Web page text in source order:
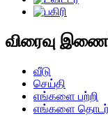
விரைவு
வீடு
செய்தி
எங்களை பற்றி
எங்களை